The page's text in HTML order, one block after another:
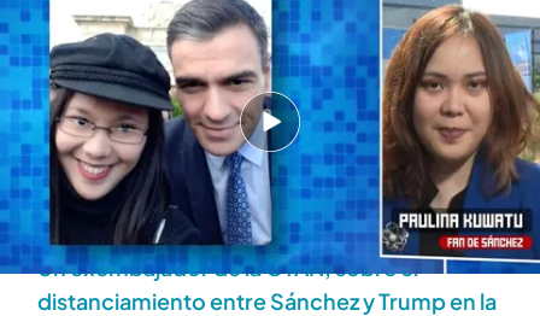
Todo es mentira
25 JUN 2025 - 17:15h.
Paulina Kuwatu es fan número uno de Pedro
Sánchez y ha entrado en directo en 'TEM' para
explicar lo ocurrido
Un exembajador de la OTAN, sobre el
distanciamiento entre Sánchez y Trump en la